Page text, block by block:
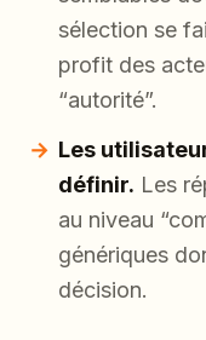
sélection se
profit des
“autorité”.
Les
définir. Les
au niveau
génériques
décision.